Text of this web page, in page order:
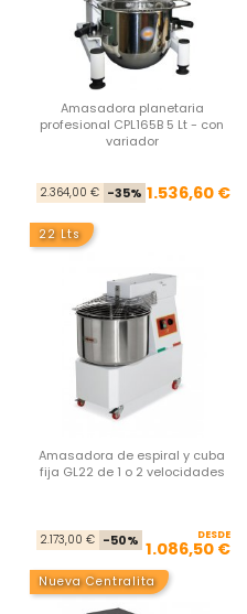
base
Amasadora planetaria
profesional CPL165B 5 Lt - con
variador
2.364,00 € -35% 1.536,60 €
base
22 Lts
Amasadora de espiral y cuba
fija GL22 de 1 o 2 velocidades
2.173,00 € -50% DESDE
1.086,50 €
Nueva Centralita